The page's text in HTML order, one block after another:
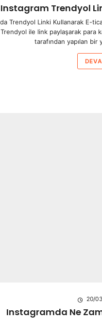
Instagram Trendyol
Trendyol Linki Kullanarak E-
ile link paylaşarak para
tarafından yapılan
20/
Instagramda Ne